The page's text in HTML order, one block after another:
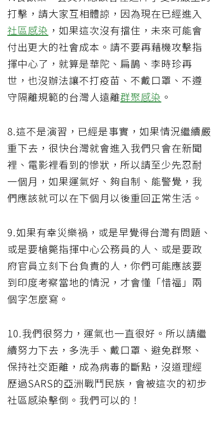
打擊，請大家互相體諒，因為現在已經進入
社區感染 ，如果這次沒有擋住，未來可能會
付出更大的社會成本。請不要再藉機攻擊指
揮中心了，就算是華陀、扁鵲、李時珍再
世，也沒辦法讓不打疫苗、不戴口罩、不遵
守隔離規範的台灣人遠離群聚感染 。
8.這不是演習，已經是事實，如果情況繼續嚴
重下去，很快台灣就會進入我們只會在新聞
裡、電影裡看到的慘狀，所以請至少先忍耐
一個月，如果運氣好、夠自制、能警覺，我
們應該就可以在下個月以後重回正常生活。
9.如果有幸災樂禍，或是早覺得台灣有問題、
或是要槍斃指揮中心公務員的人、或是要政
府官員立刻下台負責的人，你們可能應該要
到印度考察當地的情況，才會懂「惜福」兩
個字怎麼寫。
10.我們很努力，運氣也一直很好。所以請繼
續努力下去，多洗手、戴口罩、避免群聚、
保持社交距離，成為病毒的斷點，沒道理經
歷過SARS的亞洲戰鬥民族，會被這次的初步
社區感染擊倒。我們可以的！